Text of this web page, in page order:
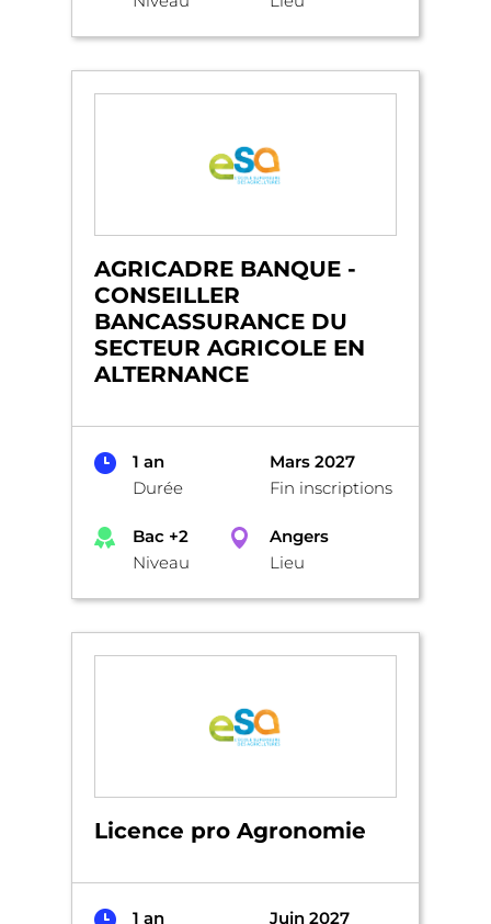
AGRICADRE BANQUE -
CONSEILLER
BANCASSURANCE DU
SECTEUR AGRICOLE EN
ALTERNANCE
1 an
Durée
Mars 2027
Fin inscriptions
Bac +2
Niveau
Angers
Lieu
Licence pro Agronomie
1 an Juin 2027